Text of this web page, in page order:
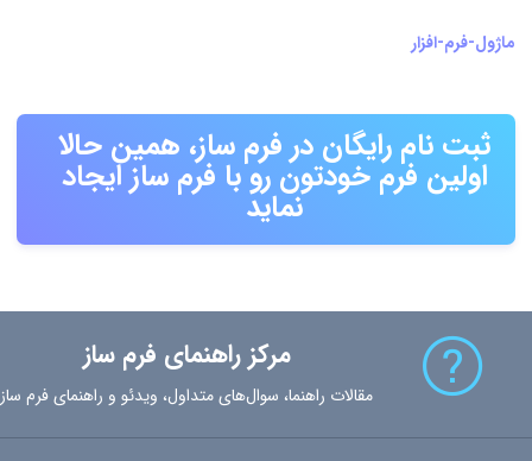
ماژول-فرم-افزار
ثبت نام رایگان در فرم ساز، همین حالا
اولین فرم خودتون رو با فرم ساز ایجاد
نماید
مرکز راهنمای فرم ساز
مقالات راهنما، سوال‌های متداول، ویدئو و راهنمای فرم ساز